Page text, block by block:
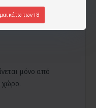
κάτω των 18
μόνο από
χώρο.